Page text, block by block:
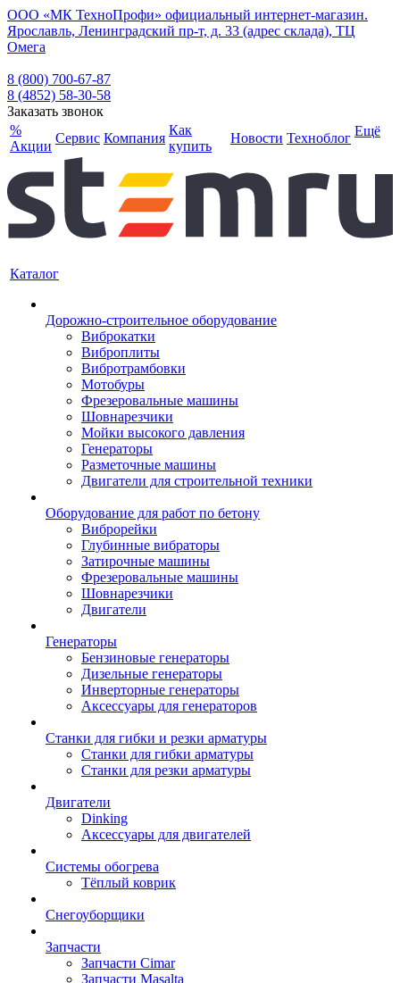
ООО «МК ТехноПрофи» официальный интернет-магазин.
Ярославль, Ленинградский пр-т, д. 33 (адрес склада), ТЦ
Омега
8 (800) 700-67-87
8 (4852) 58-30-58
Заказать звонок
%
Акции
Сервис Компания
Как
купить
Новости Техноблог Ещё
Каталог
Дорожно-строительное оборудование
Виброкатки
Виброплиты
Вибротрамбовки
Мотобуры
Фрезеровальные машины
Шовнарезчики
Мойки высокого давления
Генераторы
Разметочные машины
Двигатели для строительной техники
Оборудование для работ по бетону
Виброрейки
Глубинные вибраторы
Затирочные машины
Фрезеровальные машины
Шовнарезчики
Двигатели
Генераторы
Бензиновые генераторы
Дизельные генераторы
Инверторные генераторы
Аксессуары для генераторов
Станки для гибки и резки арматуры
Станки для гибки арматуры
Станки для резки арматуры
Двигатели
Dinking
Аксессуары для двигателей
Системы обогрева
Тёплый коврик
Снегоуборщики
Запчасти
Запчасти Cimar
Запчасти Masalta